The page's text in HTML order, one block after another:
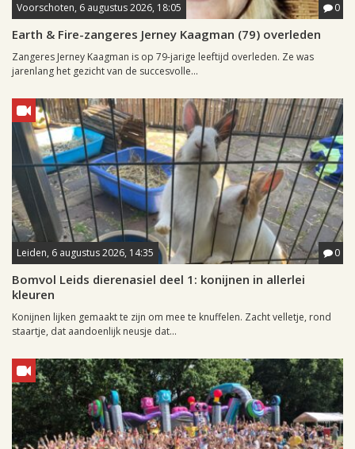
Voorschoten, 6 augustus 2026, 18:05 0
Earth & Fire-zangeres Jerney Kaagman (79) overleden
Zangeres Jerney Kaagman is op 79-jarige leeftijd overleden. Ze was
jarenlang het gezicht van de succesvolle...
Leiden, 6 augustus 2026, 14:35 0
Bomvol Leids dierenasiel deel 1: konijnen in allerlei
kleuren
Konijnen lijken gemaakt te zijn om mee te knuffelen. Zacht velletje, rond
staartje, dat aandoenlijk neusje dat...